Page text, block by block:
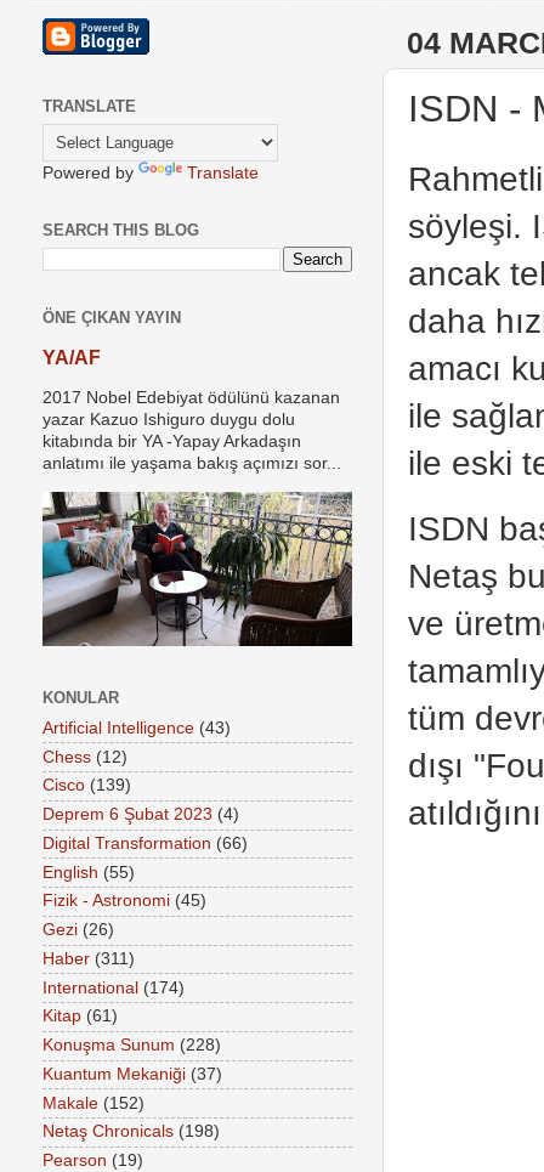
04
ISDN -
söyleşi.
ancak
daha
amacı
ile
ile eski
ISDN
Netaş
ve
tüm
dışı
TRANSLATE
Powered by Translate
SEARCH THIS BLOG
ÖNE ÇIKAN YAYIN
YA/AF
2017 Nobel Edebiyat ödülünü kazanan
yazar Kazuo Ishiguro duygu dolu
kitabında bir YA -Yapay Arkadaşın
anlatımı ile yaşama bakış açımızı sor...
KONULAR
Artificial Intelligence (43)
Chess (12)
Cisco (139)
Deprem 6 Şubat 2023 (4)
Digital Transformation (66)
English (55)
Fizik - Astronomi (45)
Gezi (26)
Haber (311)
International (174)
Kitap (61)
Konuşma Sunum (228)
Kuantum Mekaniği (37)
Makale (152)
Netaş Chronicals (198)
Pearson (19)